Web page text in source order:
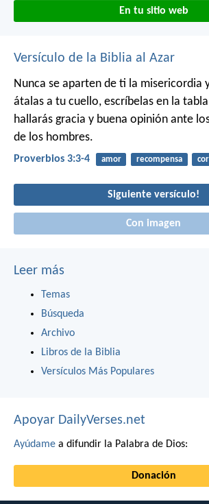
En tu sitio web
Versículo de la Biblia al Azar
Nunca se aparten de ti la misericordia
átalas a tu cuello, escríbelas en la
hallarás gracia y buena opinión ante
de los hombres.
Proverbios 3:3-4 amor recompensa
Siguiente versículo!
Con imagen
Leer más
Temas
Búsqueda
Archivo
Libros de la Biblia
Versículos Más Populares
Apoyar DailyVerses.net
Ayúdame a difundir la Palabra de Dios:
Donación